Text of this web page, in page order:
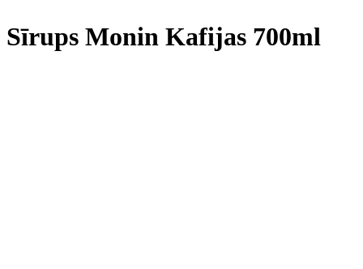
Sīrups Monin Kafijas 700ml